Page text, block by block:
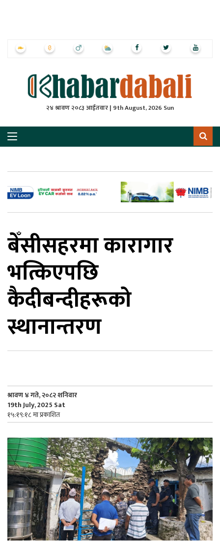
२४ श्रावण २०८३ आईतवार | 9th August, 2026 Sun
बेँसीसहरमा कारागार
भत्किएपछि
कैदीबन्दीहरूको
स्थानान्तरण
श्रावण ४ गते, २०८२ शनिवार
19th July, 2025 Sat
१५:१९:१८ मा प्रकाशित